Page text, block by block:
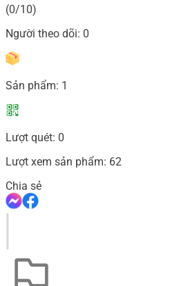
(0/10)
Người theo dõi: 0
Sản phẩm: 1
Lượt quét: 0
Lượt xem sản phẩm: 62
Chia sẻ